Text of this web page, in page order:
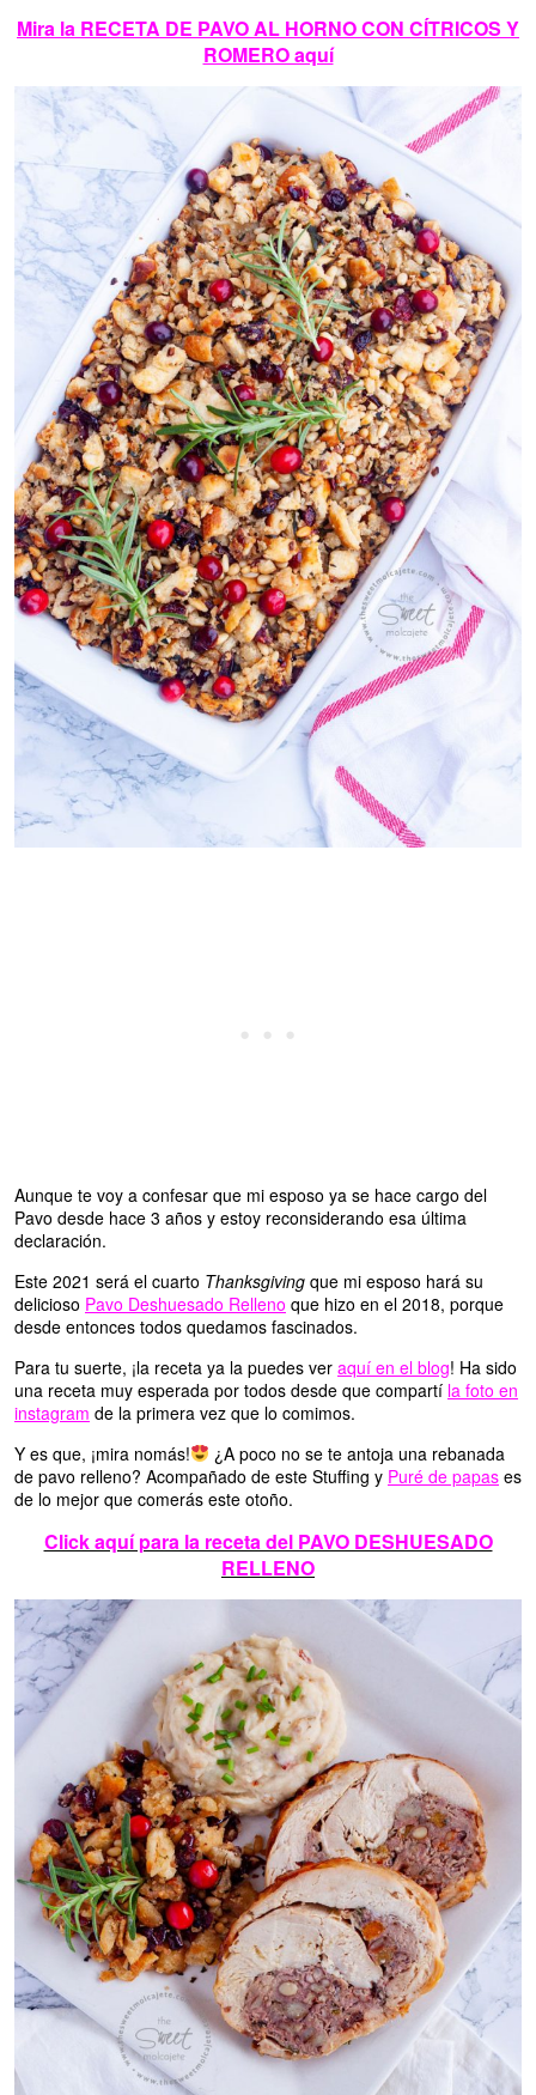
Mira la RECETA DE PAVO AL HORNO CON CÍTRICOS Y
ROMERO aquí
Aunque te voy a confesar que mi esposo ya se hace cargo del
Pavo desde hace 3 años y estoy reconsiderando esa última
declaración.
Este 2021 será el cuarto Thanksgiving que mi esposo hará su
delicioso Pavo Deshuesado Relleno que hizo en el 2018, porque
desde entonces todos quedamos fascinados.
Para tu suerte, ¡la receta ya la puedes ver aquí en el blog! Ha sido
una receta muy esperada por todos desde que compartí la foto en
instagram de la primera vez que lo comimos.
Y es que, ¡mira nomás!
¿A poco no se te antoja una rebanada
de pavo relleno? Acompañado de este Stuffing y Puré de papas es
de lo mejor que comerás este otoño.
Click aquí para la receta del PAVO DESHUESADO
RELLENO